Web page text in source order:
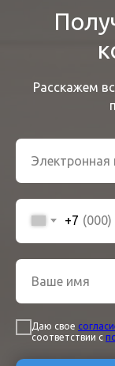
Расскажем
+7
Даю свое
соответствии с